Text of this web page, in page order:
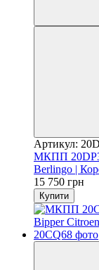
Артикул:
МКПП
Berlingo |
15 750 грн
Купити